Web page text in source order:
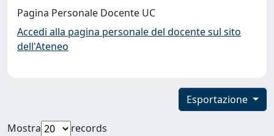
Pagina Personale Docente UC
Accedi alla pagina personale del docente sul sito
dell'Ateneo
Esportazione
Mostra
records